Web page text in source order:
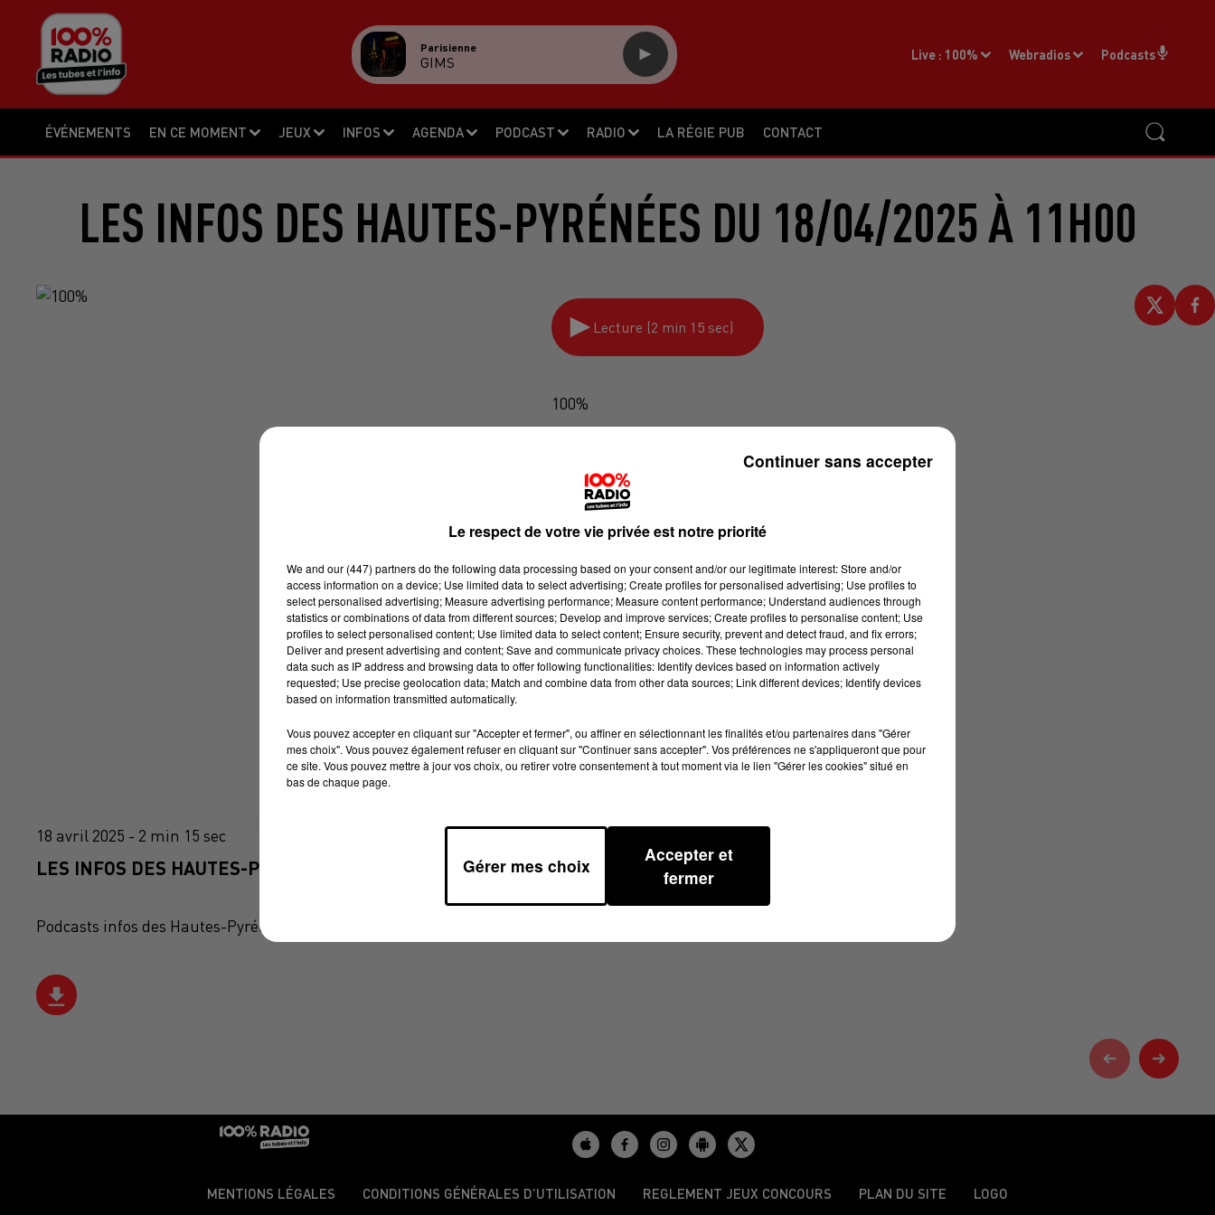
ÉVÉNEMENTS EN CE MOMENT JEUX INFOS AGENDA PODCAST RADIO LA RÉGIE PUB CONTACT
Live : 100% Webradios Podcasts
Parisienne
GIMS
LES INFOS DES HAUTES-PYRÉNÉES DU 18/04/2025 À 11H00
Lecture (2 min 15 sec)
100%
18 avril 2025 - 2 min 15 sec
LES INFOS DES HAUTES-PYRÉNÉES DU 18/04/2025 À 11H00
Podcasts infos des Hautes-Pyrénées
MENTIONS LÉGALES CONDITIONS GÉNÉRALES D’UTILISATION REGLEMENT JEUX CONCOURS PLAN DU SITE LOGO
Le respect de votre vie privée est notre priorité
We and our (447) partnersdo the following data processing based on your consent and/or our legitimate interest: Store and/or
access information on a device; Use limited data to select advertising; Create profiles for personalised advertising; Use profiles to
select personalised advertising; Measure advertising performance; Measure content performance; Understand audiences through
statistics or combinations of data from different sources; Develop and improve services; Create profiles to personalise content; Use
profiles to select personalised content; Use limited data to select content; Ensure security, prevent and detect fraud, and fix errors;
Deliver and present advertising and content; Save and communicate privacy choices. These technologies may process personal
data such as IP address and browsing data to offer following functionalities: Identify devices based on information actively
requested; Use precise geolocation data; Match and combine data from other data sources; Link different devices; Identify devices
based on information transmitted automatically.
Vous pouvez accepter en cliquant sur "Accepter et fermer", ou affiner en sélectionnant les finalités et/ou partenaires dans "Gérer
mes choix". Vous pouvez également refuser en cliquant sur "Continuer sans accepter". Vos préférences ne s'appliqueront que pour
ce site. Vous pouvez mettre à jour vos choix, ou retirer votre consentement à tout moment via le lien "Gérer les cookies" situé en
bas de chaque page.
Gérer mes choix
Accepter et
fermer
Continuer sans accepter